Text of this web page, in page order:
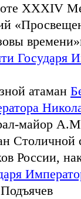
XXХIV
Государя
атаман
майор
Столичной
России,